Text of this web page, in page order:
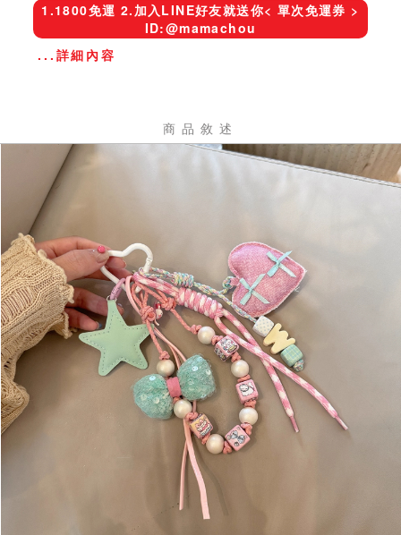
1.1800免運 2.加入LINE好友就送你< 單次免運券 >
ID:@mamachou
...詳細內容
商品敘述